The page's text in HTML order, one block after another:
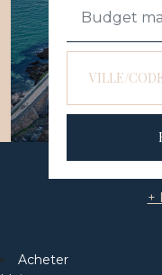
VILLE/
+
Acheter